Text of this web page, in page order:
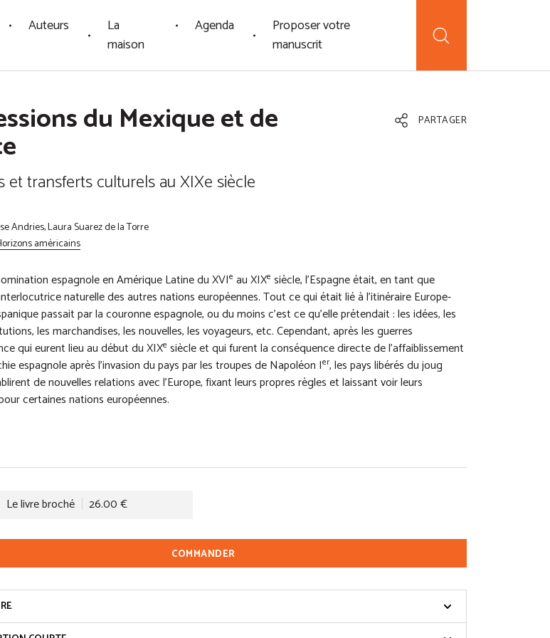
Auteurs
La
maison
Agenda
Proposer votre
manuscrit
du Mexique et de
et transferts culturels au XIXe siècle
PARTAGER
Andries, Laura Suarez de la Torre
américains
espagnole en Amérique Latine du XVIe au XIXe siècle, l’Espagne était, en tant que
naturelle des autres nations européennes. Tout ce qui était lié à l’itinéraire Europe-
passait par la couronne espagnole, ou du moins c’est ce qu’elle prétendait : les idées, les
les marchandises, les nouvelles, les voyageurs, etc. Cependant, après les guerres
qui eurent lieu au début du XIXe siècle et qui furent la conséquence directe de l’affaiblissement
espagnole après l’invasion du pays par les troupes de Napoléon Ier, les pays libérés du joug
de nouvelles relations avec l’Europe, fixant leurs propres règles et laissant voir leurs
certaines nations européennes.
Le livre broché 26.00 €
COMMANDER